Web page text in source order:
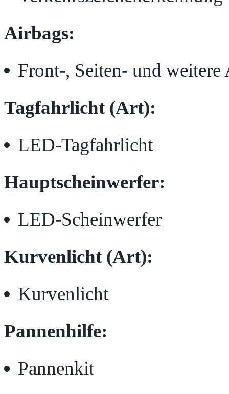
Airbags:
Front-, Seiten- und weitere
Tagfahrlicht (Art):
LED-Tagfahrlicht
Hauptscheinwerfer:
LED-Scheinwerfer
Kurvenlicht (Art):
Kurvenlicht
Pannenhilfe:
Pannenkit